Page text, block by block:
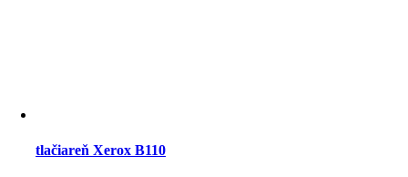
tlačiareň Xerox B110